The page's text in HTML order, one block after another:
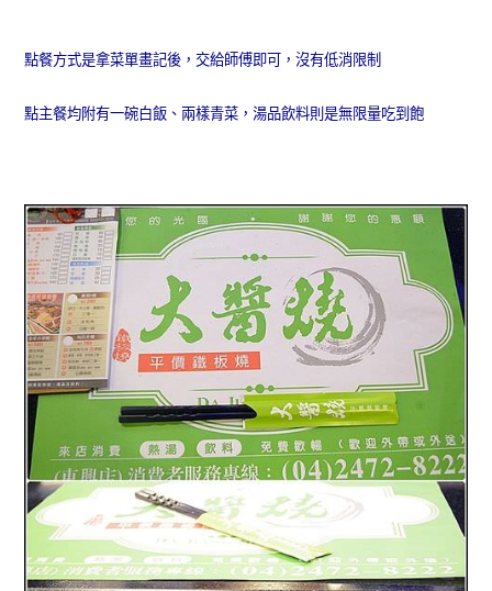
點餐方式是拿菜單畫記後，交給師傅即可，沒有低消限制
點主餐均附有一碗白飯、兩樣青菜，湯品飲料則是無限量吃到飽